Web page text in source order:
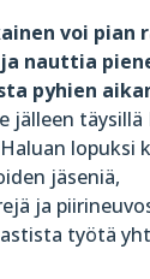
voi pian
nauttia
pyhien
jälleen täysillä
lopuksi
jäseniä,
ja
työtä